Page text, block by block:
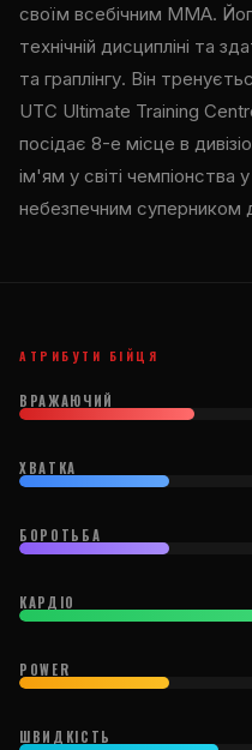
своїм всебічним MMA.
технічній дисципліні та
та граплінгу. Він
UTC Ultimate Training
посідає 8-е місце в
ім'ям у світі чемпіонства
небезпечним суперником
АТРИБУТИ БІЙЦЯ
ВРАЖАЮЧИЙ
ХВАТКА
БОРОТЬБА
КАРДІО
POWER
ШВИДКІСТЬ